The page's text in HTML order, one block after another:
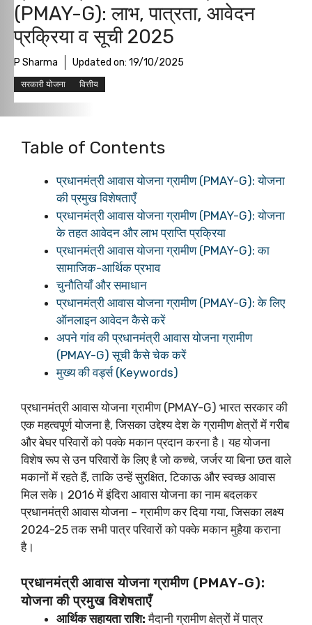
(PMAY-G): लाभ, पात्रता, आवेदन
प्रक्रिया व सूची 2025
P Sharma Updated on: 19/10/2025
सरकारी योजना वित्तीय
Table of Contents
प्रधानमंत्री आवास योजना ग्रामीण (PMAY-G): योजना
की प्रमुख विशेषताएँ
प्रधानमंत्री आवास योजना ग्रामीण (PMAY-G): योजना
के तहत आवेदन और लाभ प्राप्ति प्रक्रिया
प्रधानमंत्री आवास योजना ग्रामीण (PMAY-G): का
सामाजिक-आर्थिक प्रभाव
चुनौतियाँ और समाधान
प्रधानमंत्री आवास योजना ग्रामीण (PMAY-G): के लिए
ऑनलाइन आवेदन कैसे करें
अपने गांव की प्रधानमंत्री आवास योजना ग्रामीण
(PMAY-G) सूची कैसे चेक करें
मुख्य की वर्ड्स (Keywords)
प्रधानमंत्री आवास योजना ग्रामीण (PMAY-G) भारत सरकार की
एक महत्वपूर्ण योजना है, जिसका उद्देश्य देश के ग्रामीण क्षेत्रों में गरीब
और बेघर परिवारों को पक्के मकान प्रदान करना है। यह योजना
विशेष रूप से उन परिवारों के लिए है जो कच्चे, जर्जर या बिना छत वाले
मकानों में रहते हैं, ताकि उन्हें सुरक्षित, टिकाऊ और स्वच्छ आवास
मिल सके। 2016 में इंदिरा आवास योजना का नाम बदलकर
प्रधानमंत्री आवास योजना – ग्रामीण कर दिया गया, जिसका लक्ष्य
2024-25 तक सभी पात्र परिवारों को पक्के मकान मुहैया कराना
है।
प्रधानमंत्री आवास योजना ग्रामीण (PMAY-G):
योजना की प्रमुख विशेषताएँ
आर्थिक सहायता राशि: मैदानी ग्रामीण क्षेत्रों में पात्र